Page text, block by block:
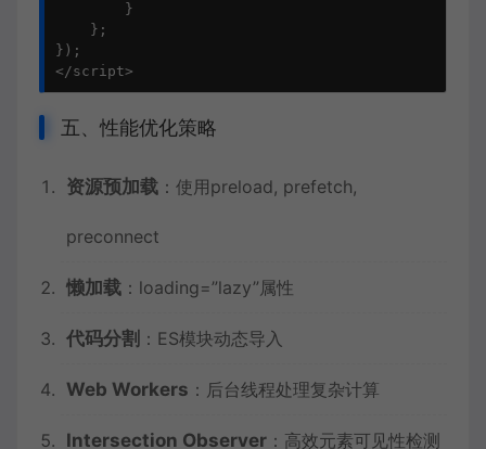
        }
    };
});
</script>
五、性能优化策略
资源预加载 ：使用preload, prefetch,
preconnect
懒加载 ：loading=”lazy”属性
代码分割 ：ES模块动态导入
Web Workers ：后台线程处理复杂计算
Intersection Observer ：高效元素可见性检测